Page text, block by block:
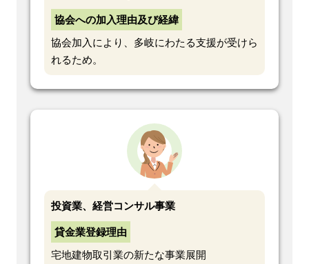
協会への加入理由及び経緯
協会加入により、多岐にわたる支援が受けら
れるため。
投資業、経営コンサル事業
貸金業登録理由
宅地建物取引業の新たな事業展開